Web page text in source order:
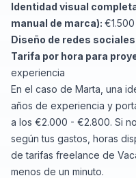
Identidad visual
manual de marca):
Diseño de redes sociales
Tarifa por hora para
experiencia
En el caso de Marta, una
años de experiencia y
a los €2.000 - €2.800. Si
según tus gastos, horas
de tarifas freelance de
menos de un minuto.